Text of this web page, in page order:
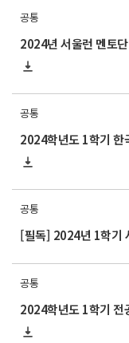
공통
2024년 서울런 멘토
공통
2024학년도 1학기 한
공통
[필독] 2024년 1학기
공통
2024학년도 1학기 전